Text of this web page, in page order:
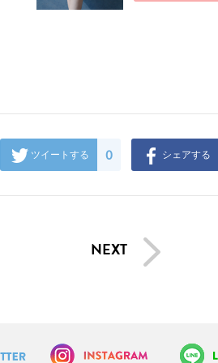
ツイートする 0 シェアする
NEXT